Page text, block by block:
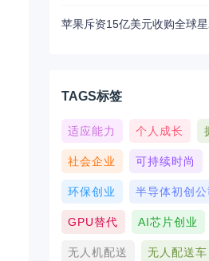
TAGS标签
适应能力 个人成长
社会企业 可持续时尚
环保创业 半导体初创公
GPU替代 AI芯片创业
无人机配送 无人配送车